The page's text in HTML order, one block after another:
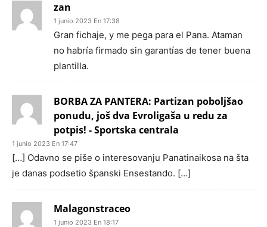
zan
1 junio 2023 En 17:38
Gran fichaje, y me pega para el Pana. Ataman
no habría firmado sin garantías de tener buena
plantilla.
BORBA ZA PANTERA: Partizan poboljšao
ponudu, još dva Evroligaša u redu za
potpis! - Sportska centrala
1 junio 2023 En 17:47
[…] Odavno se piše o interesovanju Panatinaikosa na šta
je danas podsetio španski Ensestando. […]
Malagonstraceo
1 junio 2023 En 18:17